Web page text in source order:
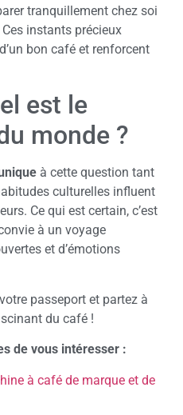
tranquillement chez soi
instants précieux
bon café et renforcent
est le
monde ?
à cette question tant
culturelles influent
Ce qui est certain, c’est
à un voyage
et d’émotions
passeport et partez à
du café !
de vous intéresser :
à café de marque et de